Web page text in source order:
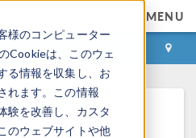
様のコンピューター
Cookieは、このウェ
る情報を収集し、お
れます。この情報
験を改善し、カスタ
のウェブサイトや他
MENU
ログイン お問い合わせ
6.2情報